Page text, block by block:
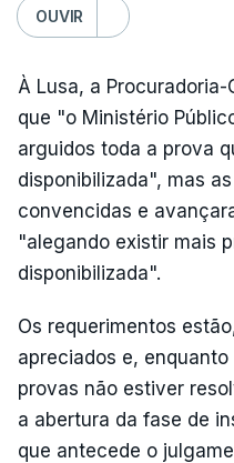
OUVIR
À Lusa, a
que "o Ministério
arguidos toda a prova
disponibilizada", mas
convencidas e
"alegando existir mais
disponibilizada".
Os requerimentos
apreciados e,
provas não estiver
a abertura da fase de
que antecede o